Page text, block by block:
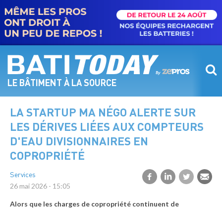
contenu
principal
LE BÂTIMENT À LA SOURCE
LA STARTUP MA NÉGO ALERTE SUR
LES DÉRIVES LIÉES AUX COMPTEURS
D'EAU DIVISIONNAIRES EN
COPROPRIÉTÉ
Services
26 mai 2026 - 15:05
Alors que les charges de copropriété continuent de